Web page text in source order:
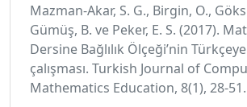
Mazman-Akar, S. G., Birgin, O.,
Gümüş, B. ve Peker, E. S. (2017).
Dersine Bağlılık Ölçeği’nin
çalışması. Turkish Journal of
Mathematics Education, 8(1), 28-51.